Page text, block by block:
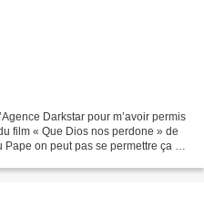
Darkstar pour m’avoir permis
film « Que Dios nos perdone » de
on peut pas se permettre ça »